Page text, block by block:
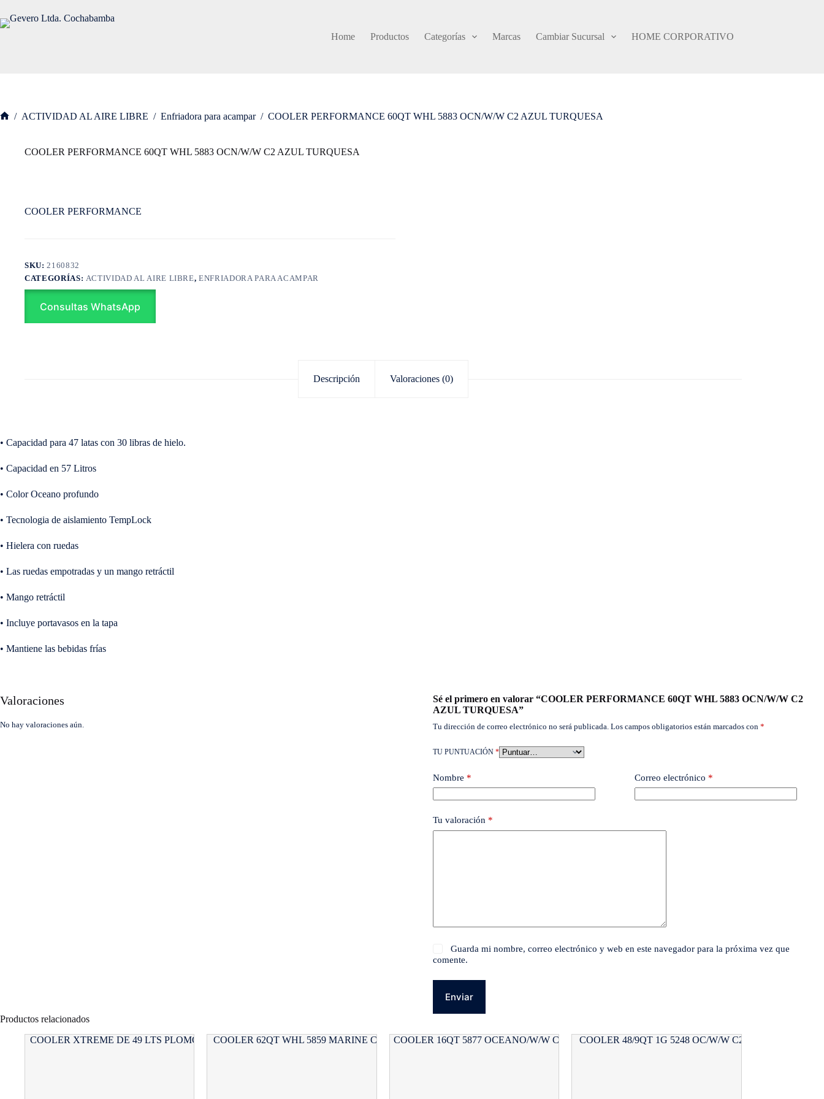
contenido
Home
Productos Categorías Marcas Cambiar Sucursal HOME CORPORATIVO
/ ACTIVIDAD AL AIRE LIBRE / Enfriadora para acampar / COOLER PERFORMANCE 60QT WHL 5883 OCN/W/W C2 AZUL TURQUESA
COOLER PERFORMANCE 60QT WHL 5883 OCN/W/W C2 AZUL TURQUESA
COOLER PERFORMANCE
SKU:2160832
CATEGORÍAS: ACTIVIDAD AL AIRE LIBRE,ENFRIADORA PARA ACAMPAR
Consultas WhatsApp
Descripción Valoraciones (0)
• Capacidad para 47 latas con 30 libras de hielo.
• Capacidad en 57 Litros
• Color Oceano profundo
• Tecnologia de aislamiento TempLock
• Hielera con ruedas
• Las ruedas empotradas y un mango retráctil
• Mango retráctil
• Incluye portavasos en la tapa
• Mantiene las bebidas frías
Valoraciones
No hay valoraciones aún.
Sé el primero en valorar “COOLER PERFORMANCE 60QT WHL 5883 OCN/W/W C2
AZUL TURQUESA”
Tu dirección de correo electrónico no será publicada. Los campos obligatorios están marcados con *
TU PUNTUACIÓN *
Nombre * Correo electrónico *
Tu valoración *
Guarda mi nombre, correo electrónico y web en este navegador para la próxima vez que
comente.
Enviar
Productos relacionados